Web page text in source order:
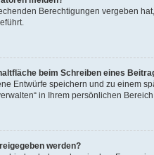
Berechtigungen vergeben
beim Schreiben eines
Entwürfe speichern und zu einem
in Ihrem persönlichen
werden?